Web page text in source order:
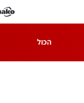
הכול